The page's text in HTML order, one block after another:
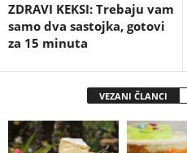
ZDRAVI KEKSI: Trebaju vam
samo dva sastojka, gotovi
za 15 minuta
VEZANI ČLANCI